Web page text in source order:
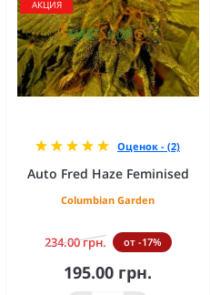
АКЦИЯ
Оценок - (2)
Auto Fred Haze Feminised
Columbian Garden
234.00 грн. от -17%
195.00 грн.